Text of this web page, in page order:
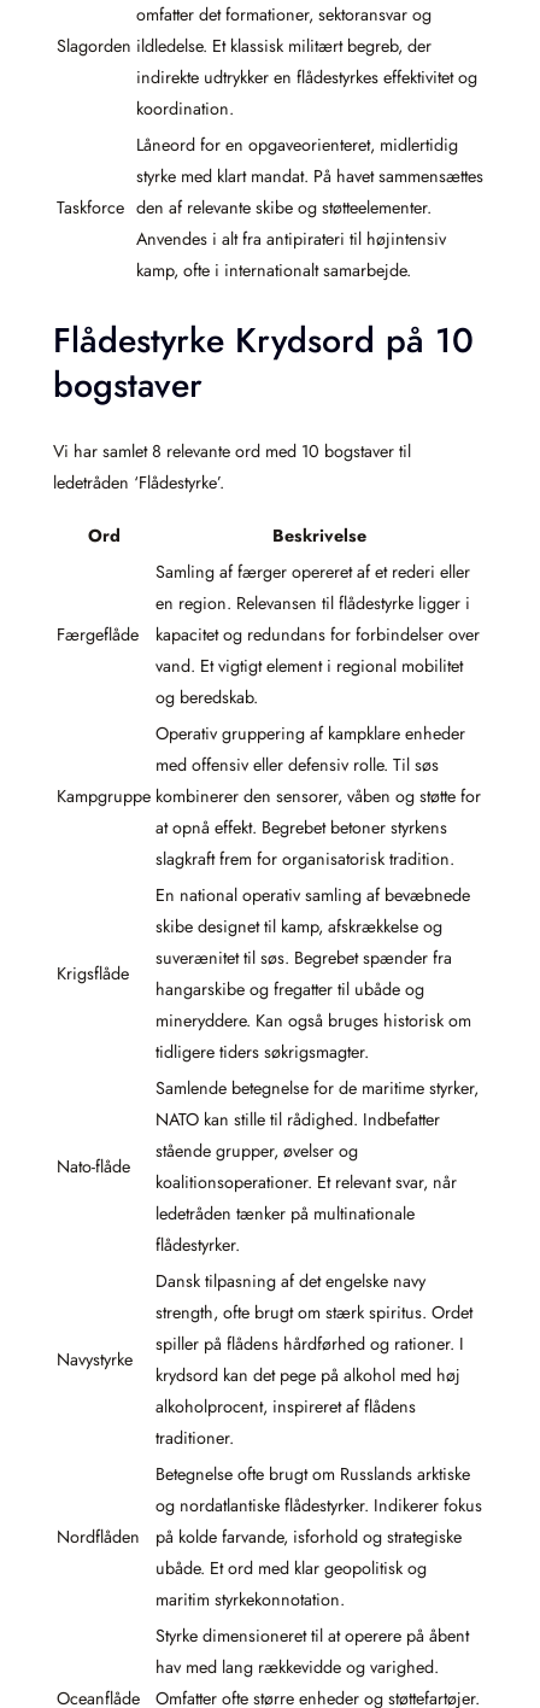
Slagorden
omfatter det formationer, sektoransvar og
ildledelse. Et klassisk militært begreb, der
indirekte udtrykker en flådestyrkes effektivitet og
koordination.
Taskforce
Låneord for en opgaveorienteret, midlertidig
styrke med klart mandat. På havet sammensættes
den af relevante skibe og støtteelementer.
Anvendes i alt fra antipirateri til højintensiv
kamp, ofte i internationalt samarbejde.
Flådestyrke Krydsord på 10
bogstaver
Vi har samlet 8 relevante ord med 10 bogstaver til
ledetråden ‘Flådestyrke’.
Ord Beskrivelse
Færgeflåde
Samling af færger opereret af et rederi eller
en region. Relevansen til flådestyrke ligger i
kapacitet og redundans for forbindelser over
vand. Et vigtigt element i regional mobilitet
og beredskab.
Kampgruppe
Operativ gruppering af kampklare enheder
med offensiv eller defensiv rolle. Til søs
kombinerer den sensorer, våben og støtte for
at opnå effekt. Begrebet betoner styrkens
slagkraft frem for organisatorisk tradition.
Krigsflåde
En national operativ samling af bevæbnede
skibe designet til kamp, afskrækkelse og
suverænitet til søs. Begrebet spænder fra
hangarskibe og fregatter til ubåde og
mineryddere. Kan også bruges historisk om
tidligere tiders søkrigsmagter.
Nato-flåde
Samlende betegnelse for de maritime styrker,
NATO kan stille til rådighed. Indbefatter
stående grupper, øvelser og
koalitionsoperationer. Et relevant svar, når
ledetråden tænker på multinationale
flådestyrker.
Navystyrke
Dansk tilpasning af det engelske navy
strength, ofte brugt om stærk spiritus. Ordet
spiller på flådens hårdførhed og rationer. I
krydsord kan det pege på alkohol med høj
alkoholprocent, inspireret af flådens
traditioner.
Nordflåden
Betegnelse ofte brugt om Russlands arktiske
og nordatlantiske flådestyrker. Indikerer fokus
på kolde farvande, isforhold og strategiske
ubåde. Et ord med klar geopolitisk og
maritim styrkekonnotation.
Oceanflåde
Styrke dimensioneret til at operere på åbent
hav med lang rækkevidde og varighed.
Omfatter ofte større enheder og støttefartøjer.